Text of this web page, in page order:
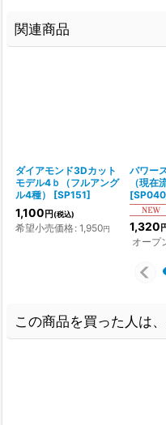
関連商品
ダイアモンド3Dカット
モデル4ｂ（フルアング
ル4種）
[SP151]
1,100 円(税込)
希望小売価格: 1,950円
パワー
（現在
[SP040
1,320
オープ
この商品を買った人は